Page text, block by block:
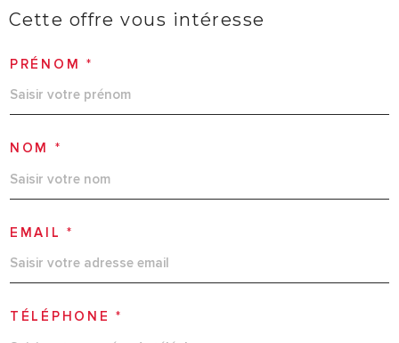
Cette offre vous intéresse
PRÉNOM *
NOM *
EMAIL *
TÉLÉPHONE *